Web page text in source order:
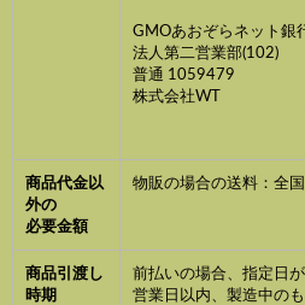
GMOあおぞらネット銀
法人第二営業部(102)
普通 1059479
株式会社WT
商品代金以
外の
必要金額
物販の場合の送料：全
商品引渡し
時期
前払いの場合、指定日
営業日以内、製造中の